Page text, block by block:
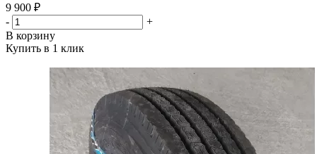
9 900 ₽
-
+
В корзину
Купить в 1 клик